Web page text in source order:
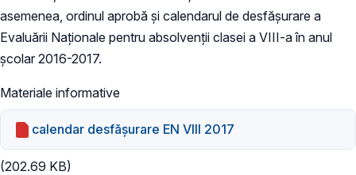
asemenea, ordinul aprobă şi calendarul de desfășurare a
Evaluării Naționale pentru absolvenții clasei a VIII-a în anul
școlar 2016-2017.
Materiale informative
calendar desfăşurare EN VIII 2017
(202.69 KB)